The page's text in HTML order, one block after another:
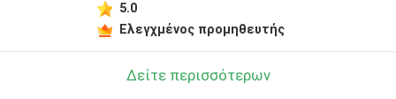
5.0
Ελεγχμένος προμηθευτής
Δείτε περισσότερων